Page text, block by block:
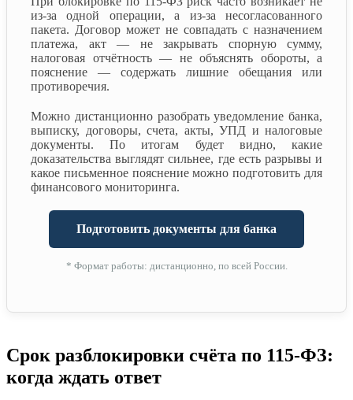
из-за одной операции, а из-за несогласованного
пакета. Договор может не совпадать с назначением
платежа, акт — не закрывать спорную сумму,
налоговая отчётность — не объяснять обороты, а
пояснение — содержать лишние обещания или
противоречия.
Можно дистанционно разобрать уведомление банка,
выписку, договоры, счета, акты, УПД и налоговые
документы. По итогам будет видно, какие
доказательства выглядят сильнее, где есть разрывы и
какое письменное пояснение можно подготовить для
финансового мониторинга.
Подготовить документы для банка
* Формат работы: дистанционно, по всей России.
Срок разблокировки счёта по 115-ФЗ:
когда ждать ответ